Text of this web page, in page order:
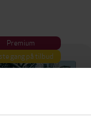
Premium
gang på tilbud